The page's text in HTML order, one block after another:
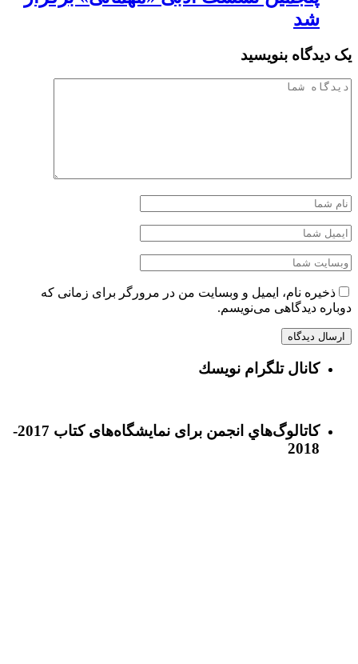
شد
یک دیدگاه بنویسید
ذخیره نام، ایمیل و وبسایت من در مرورگر برای زمانی که
دوباره دیدگاهی می‌نویسم.
كانال تلگرام نويسك
كاتالوگ‌هاي انجمن برای نمايشگاه‌های كتاب 2017-
2018